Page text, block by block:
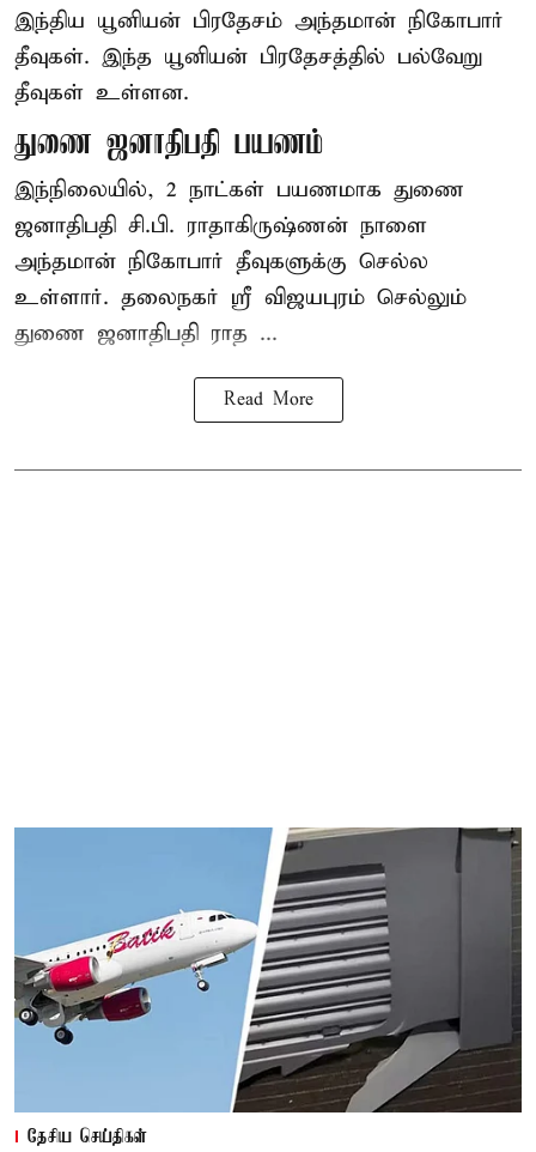
இந்திய யூனியன் பிரதேசம் அந்தமான் நிகோபார்
தீவுகள். இந்த யூனியன் பிரதேசத்தில் பல்வேறு
தீவுகள் உள்ளன.
துணை ஜனாதிபதி பயணம்
இந்நிலையில், 2 நாட்கள் பயணமாக துணை
ஜனாதிபதி சி.பி. ராதாகிருஷ்ணன் நாளை
அந்தமான் நிகோபார் தீவுகளுக்கு செல்ல
உள்ளார். தலைநகர் ஸ்ரீ விஜயபுரம் செல்லும்
துணை ஜனாதிபதி ராத ...
Read More
தேசிய செய்திகள்